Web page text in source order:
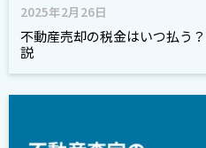
2025年2月26日
不動産売却の税金はいつ払う
説